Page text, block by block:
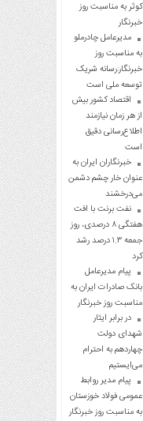
کوثر به مناسبت روز
خبرنگار
مدیرعامل چادرملو
به مناسبت روز
خبرنگار:رسانه شریک
توسعه ملی است
اقتصاد کشور بیش
از هر زمان نیازمند
اطلاع‌رسانی دقیق
است
خبرنگاران ایران به
عنوان خار چشم دشمن
می‌درخشند
نفت برنت با افت
هفتگی ۸ درصدی، روز
جمعه ۱.۳ درصد رشد
کرد
پیام مدیرعامل
بانک صادرات ایران به
مناسبت روز خبرنگار
در برابر ایثار
شهدای دولت
چهاردهم به احترام
می‌ایستیم
پیام مدیر روابط
عمومی فولاد خوزستان
به مناسبت روز خبرنگار